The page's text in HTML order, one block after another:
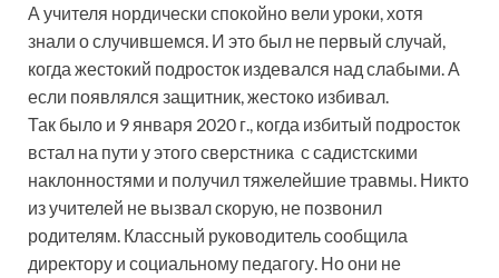
А учителя нордически спокойно вели уроки, хотя
знали о случившемся. И это был не первый случай,
когда жестокий подросток издевался над слабыми. А
если появлялся защитник, жестоко избивал.
Так было и 9 января 2020 г., когда избитый подросток
встал на пути у этого сверстника с садистскими
наклонностями и получил тяжелейшие травмы. Никто
из учителей не вызвал скорую, не позвонил
родителям. Классный руководитель сообщила
директору и социальному педагогу. Но они не